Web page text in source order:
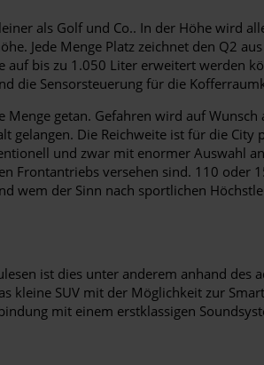
als Golf und Co.. In der Höhe wird
Jede Menge Platz zeichnet den Q2
bis zu 1.050 Liter erweitert werden
die Sensorsteuerung für die
getan. Gefahren wird auf
gelangen. Die Reichweite ist für die
und zwar mit enormer Auswahl
versehen sind. 110 oder
wem der Sinn nach sportlichen
ist dies unter anderem anhand
kleine SUV mit der Möglichkeit zur
mit einem erstklassigen